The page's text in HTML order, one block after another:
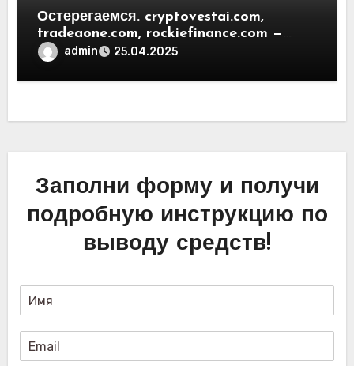
Остерегаемся. cryptovestai.com,
tradeaone.com, rockiefinance.com —
обзор новых платформ для
admin 25.04.2025
Заполни форму и получи
подробную инструкцию по
выводу средств!